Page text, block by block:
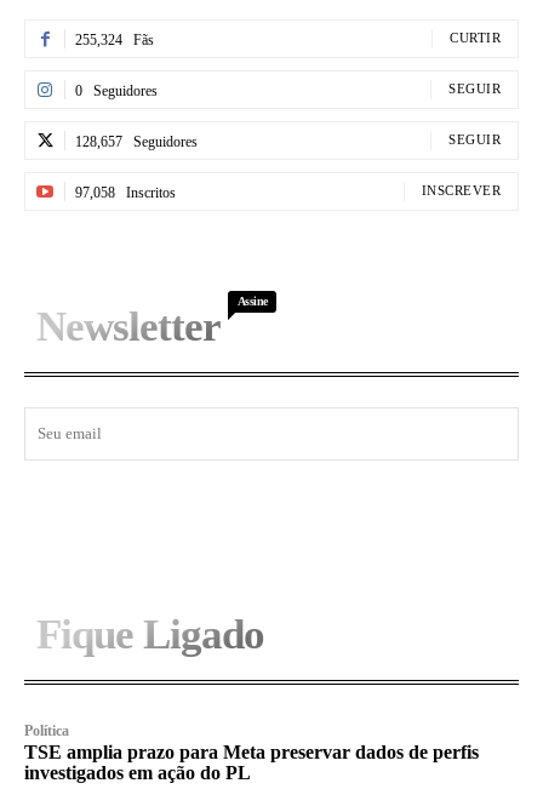
255,324 Fãs CURTIR
0 Seguidores SEGUIR
128,657 Seguidores SEGUIR
97,058 Inscritos INSCREVER
Newsletter
Assine
Fique Ligado
Política
TSE amplia prazo para Meta preservar dados de perfis
investigados em ação do PL